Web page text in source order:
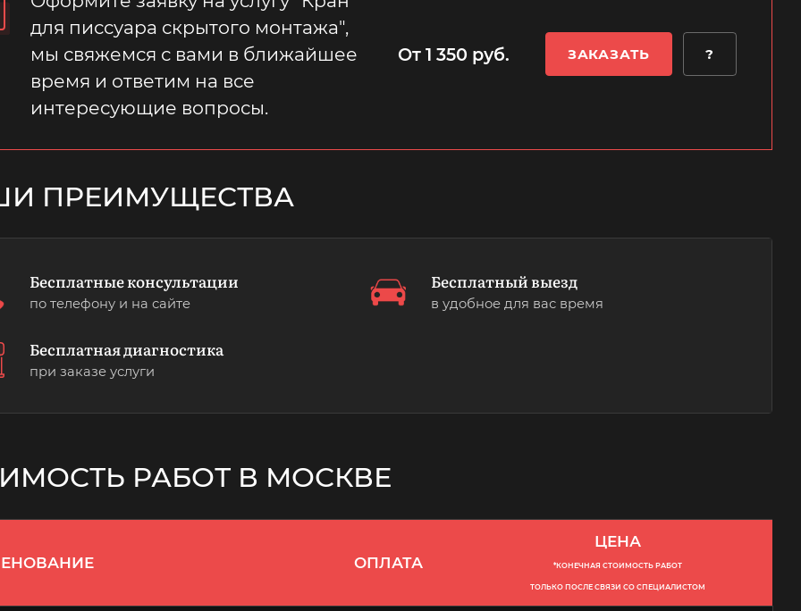
для писсуара скрытого монтажа",
мы свяжемся с вами в ближайшее
время и ответим на все
интересующие вопросы.
От 1 350 руб. ЗАКАЗАТЬ ?
ПРЕИМУЩЕСТВА
Бесплатные консультации
по телефону и на сайте
Бесплатный выезд
в удобное для вас время
Бесплатная диагностика
при заказе услуги
РАБОТ В МОСКВЕ
ОПЛАТА
ЦЕНА
*КОНЕЧНАЯ СТОИМОСТЬ РАБОТ
ТОЛЬКО ПОСЛЕ СВЯЗИ СО СПЕЦИАЛИСТОМ